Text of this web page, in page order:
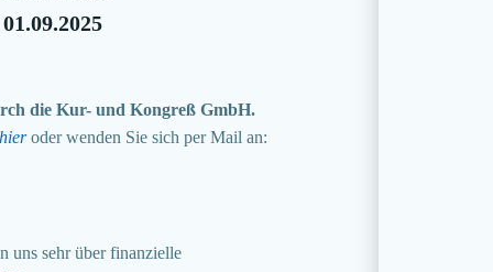
die Kur- und Kongreß GmbH.
hieroder wenden Sie sich per Mail an:
uns sehr über finanzielle